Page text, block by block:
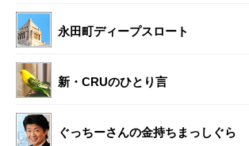
永田町ディープスロート
新・CRUのひとり言
ぐっちーさんの金持ちまっしぐら